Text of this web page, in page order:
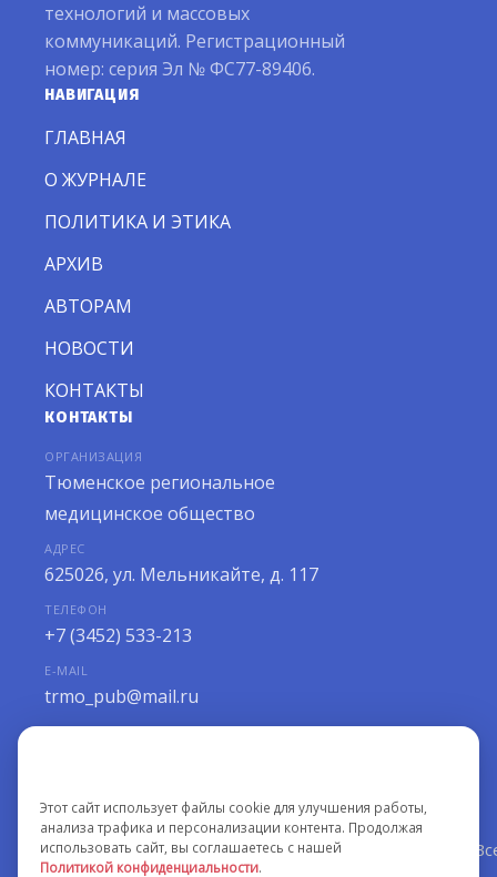
технологий и массовых
коммуникаций. Регистрационный
номер: серия Эл № ФС77-89406.
НАВИГАЦИЯ
ГЛАВНАЯ
О ЖУРНАЛЕ
ПОЛИТИКА И ЭТИКА
АРХИВ
АВТОРАМ
НОВОСТИ
КОНТАКТЫ
КОНТАКТЫ
ОРГАНИЗАЦИЯ
Тюменское региональное
медицинское общество
АДРЕС
625026, ул. Мельникайте, д. 117
ТЕЛЕФОН
+7 (3452) 533-213
E-MAIL
trmo_pub@mail.ru
РЕЖИМ РАБОТЫ
©Национальный вестник медицинских ассоциаций.
Этот сайт использует файлы cookie для улучшения работы,
анализа трафика и персонализации контента. Продолжая
использовать сайт, вы соглашаетесь с нашей
Политикой конфиденциальности.